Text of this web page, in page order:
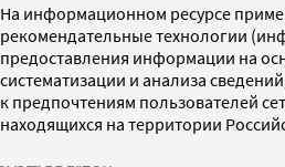
На информационном ресурсе
рекомендательные технологии
предоставления информации на
систематизации и анализа
к предпочтениям пользователей
находящихся на территории